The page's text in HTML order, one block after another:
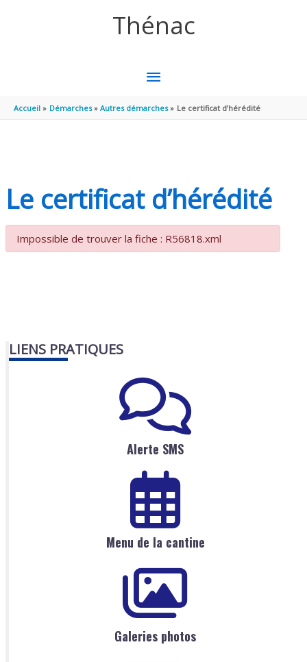
Thénac
MENU
PRINCIPAL
Accueil Démarches Autres démarches Le certificat d’hérédité
Le certificat d’hérédité
Impossible de trouver la fiche : R56818.xml
LIENS PRATIQUES
Alerte SMS
Menu de la cantine
Galeries photos